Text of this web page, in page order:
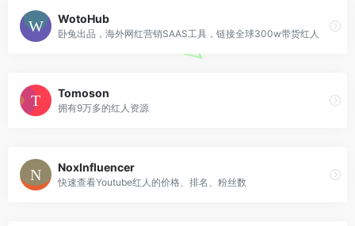
WotoHub
卧兔出品，海外网红营销SAAS工具，链接全球300w带货红人
Tomoson
拥有9万多的红人资源
NoxInfluencer
快速查看Youtube红人的价格、排名、粉丝数